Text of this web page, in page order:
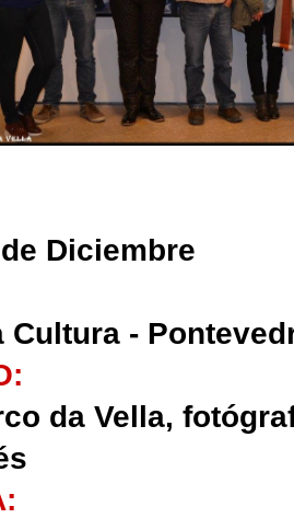
Diciembre
Cultura -
da Vella,